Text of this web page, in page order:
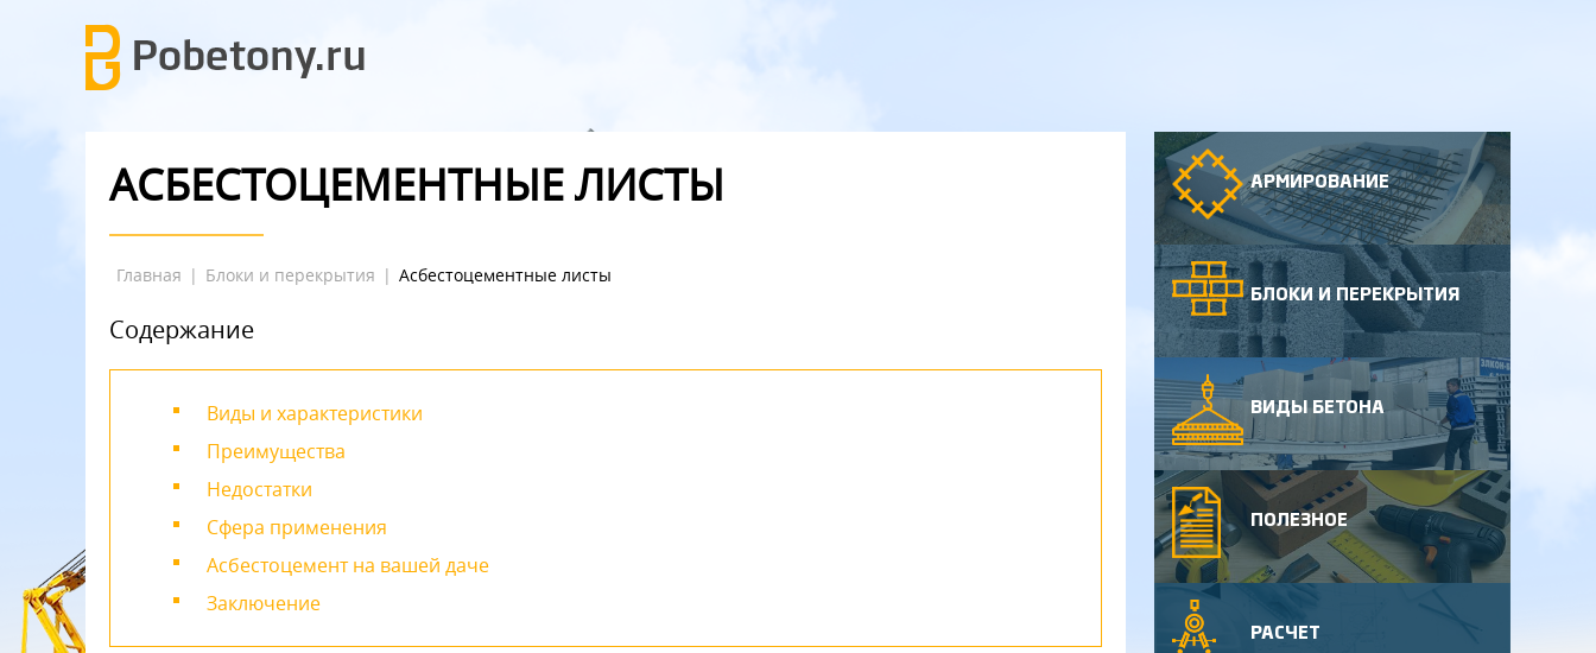
АСБЕСТОЦЕМЕНТНЫЕ ЛИСТЫ
Главная | Блоки и перекрытия | Асбестоцементные листы
Содержание
Виды и характеристики
Преимущества
Недостатки
Сфера применения
Асбестоцемент на вашей даче
Заключение
АРМИРОВАНИЕ
БЛОКИ И ПЕРЕКРЫТИЯ
ВИДЫ БЕТОНА
ПОЛЕЗНОЕ
РАСЧЕТ